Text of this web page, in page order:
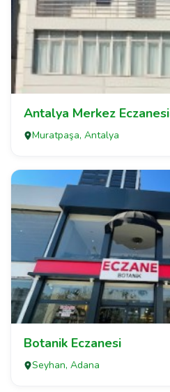
Antalya Merkez Eczanesi
Muratpaşa, Antalya
Botanik Eczanesi
Seyhan, Adana